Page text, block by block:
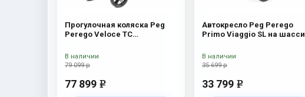
Прогулочная коляска Peg
Perego Veloce TC
Perego Veloce TC (Mercury
New)
79 099 р
77 899 e
В наличии
Автокресло Peg Perego
Primo Viaggio SL на шасси
White/Black) Luna
35 699 р
33 799 e
В наличии